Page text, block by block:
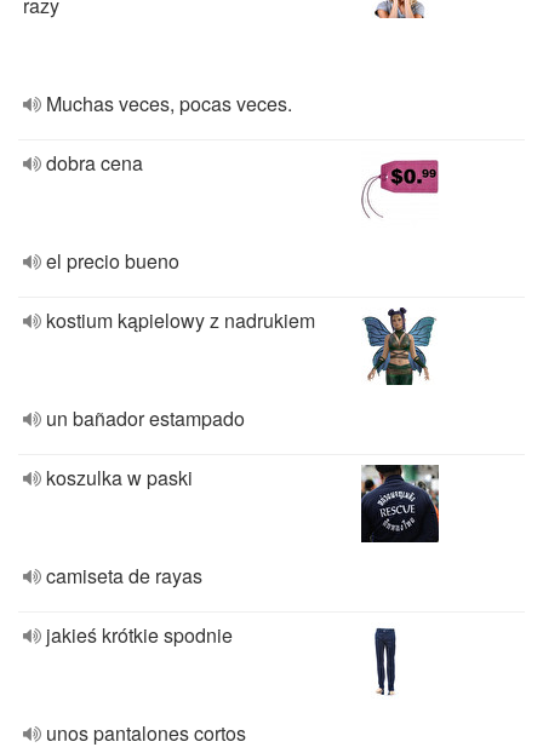
Muchas veces, pocas veces.
dobra cena
el precio bueno
kostium kąpielowy z nadrukiem
un bañador estampado
koszulka w paski
camiseta de rayas
jakieś krótkie spodnie
unos pantalones cortos